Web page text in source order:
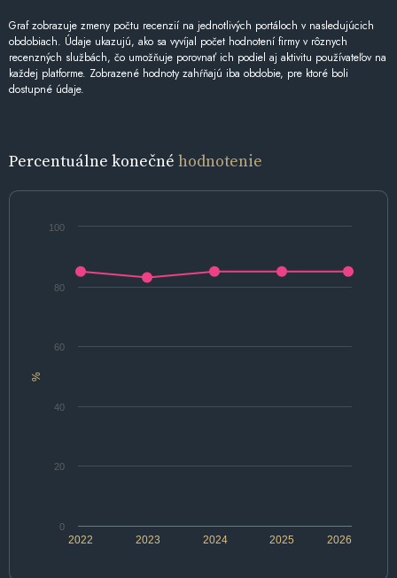
Graf zobrazuje zmeny počtu recenzií na jednotlivých portáloch v nasledujúcich
obdobiach. Údaje ukazujú, ako sa vyvíjal počet hodnotení firmy v rôznych
recenzných službách, čo umožňuje porovnať ich podiel aj aktivitu používateľov na
každej platforme. Zobrazené hodnoty zahŕňajú iba obdobie, pre ktoré boli
dostupné údaje.
Percentuálne konečné hodnotenie
%
2022 2024 2026
2023 2025
0
20
40
60
80
100